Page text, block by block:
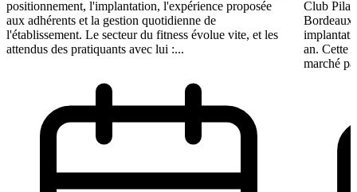
positionnement, l'implantation, l'expérience proposée
aux adhérents et la gestion quotidienne de
l'établissement. Le secteur du fitness évolue vite, et les
attendus des pratiquants avec lui :...
Club
Bordeaux
an. Cette
marché